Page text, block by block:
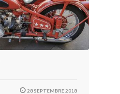
28 SEPTEMBRE 2018